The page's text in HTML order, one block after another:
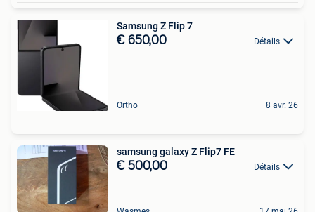
Samsung Z Flip 7
€ 650,00 Détails
Ortho 8 avr. 26
samsung galaxy Z Flip7 FE
€ 500,00 Détails